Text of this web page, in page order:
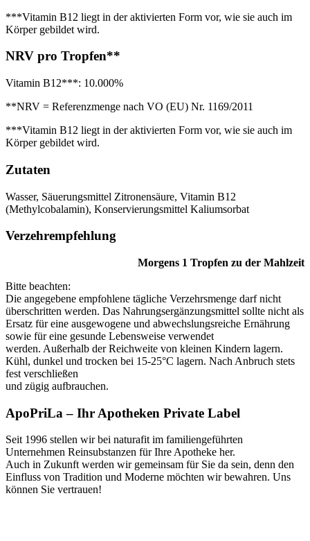
***Vitamin B12 liegt in der aktivierten Form vor, wie sie auch im
Körper gebildet wird.
NRV pro Tropfen**
Vitamin B12***: 10.000%
**NRV = Referenzmenge nach VO (EU) Nr. 1169/2011
***Vitamin B12 liegt in der aktivierten Form vor, wie sie auch im
Körper gebildet wird.
Zutaten
Wasser, Säuerungsmittel Zitronensäure, Vitamin B12
(Methylcobalamin), Konservierungsmittel Kaliumsorbat
Verzehr­empfehlung
Morgens 1 Tropfen zu der Mahlzeit
Bitte beachten:
Die angegebene empfohlene tägliche Verzehrsmenge darf nicht
überschritten werden. Das Nahrungsergänzungsmittel sollte nicht als
Ersatz für eine ausgewogene und abwechslungsreiche Ernährung
sowie für eine gesunde Lebensweise verwendet
werden. Außerhalb der Reichweite von kleinen Kindern lagern.
Kühl, dunkel und trocken bei 15-25°C lagern. Nach Anbruch stets
fest verschließen
und zügig aufbrauchen.
ApoPriLa – Ihr Apotheken Private Label
Seit 1996 stellen wir bei naturafit im familiengeführten
Unternehmen Reinsubstanzen für Ihre Apotheke her.
Auch in Zukunft werden wir gemeinsam für Sie da sein, denn den
Einfluss von Tradition und Moderne möchten wir bewahren. Uns
können Sie vertrauen!